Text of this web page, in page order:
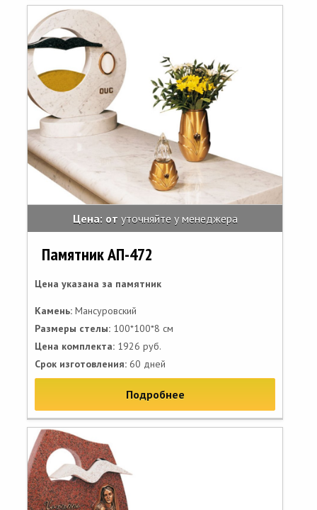
Цена: от уточняйте у менеджера
Памятник АП-472
Цена указана за памятник
Камень: Мансуровский
Размеры стелы: 100*100*8 см
Цена комплекта: 1926 руб.
Срок изготовления: 60 дней
Подробнее